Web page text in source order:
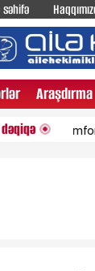
səhifə
Araşdırma
amfora olan